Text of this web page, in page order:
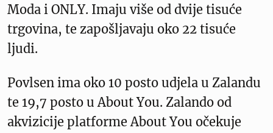
Moda i ONLY. Imaju više od dvije tisuće
trgovina, te zapošljavaju oko 22 tisuće
ljudi.
Povlsen ima oko 10 posto udjela u Zalandu
te 19,7 posto u About You. Zalando od
akvizicije platforme About You očekuje